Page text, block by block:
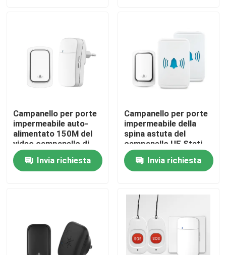
Controllo di qualità
Contattici
Richieda una citazione
Commutatore astuto di Homekit
Interruttore intelligente Zigbee
Teleruttore senza fili
Campanello per porte
impermeabile auto-
alimentato 150M del
video campanello di
Tuya della spina degli
Stati Uniti UE Regno
Unito
Invia richiesta
Campanello per porte
impermeabile della
spina astuta del
campanello UE Stati
Uniti Regno Unito di
IP44 TuyaInvia richiesta